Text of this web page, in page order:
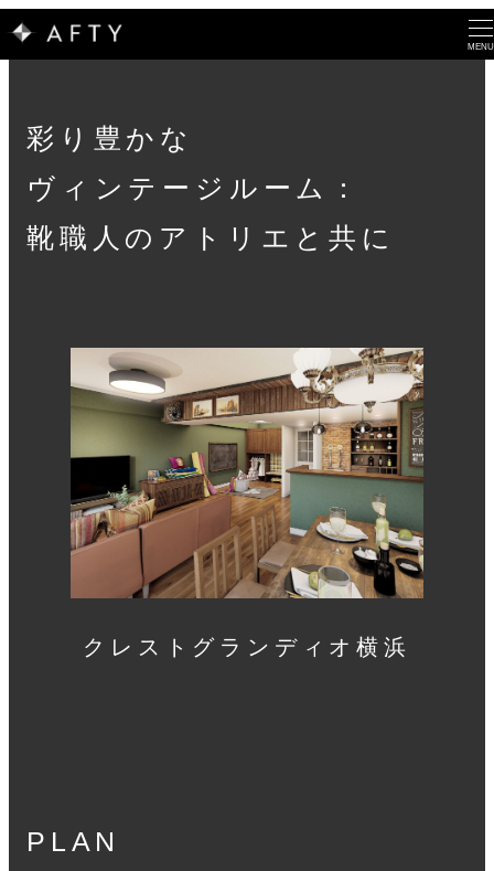
MENU
彩り豊かな
ヴィンテージルーム：
靴職人のアトリエと共に
クレストグランディオ横浜
PLAN